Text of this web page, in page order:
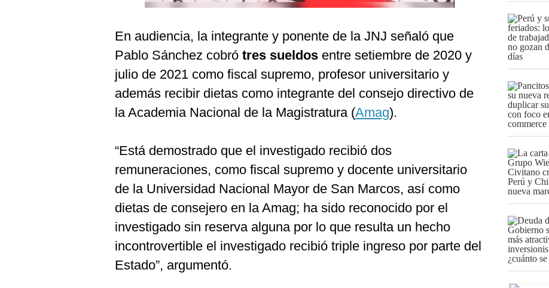
En audiencia, la integrante y ponente de la JNJ señaló que
Pablo Sánchez cobró tres sueldos entre setiembre de 2020 y
julio de 2021 como fiscal supremo, profesor universitario y
además recibir dietas como integrante del consejo directivo de
la Academia Nacional de la Magistratura (Amag).
“Está demostrado que el investigado recibió dos
remuneraciones, como fiscal supremo y docente universitario
de la Universidad Nacional Mayor de San Marcos, así como
dietas de consejero en la Amag; ha sido reconocido por el
investigado sin reserva alguna por lo que resulta un hecho
incontrovertible el investigado recibió triple ingreso por parte del
Estado”, argumentó.